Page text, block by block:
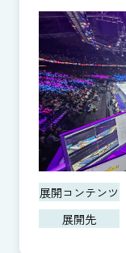
展開コンテンツ
展開先